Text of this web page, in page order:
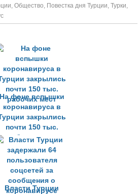
, Общество, Повестка дня Турции, Турки,
На фоне вспышки
коронавируса в
закрылись
почти 150 тыс.
рабочих мест
Власти Турции